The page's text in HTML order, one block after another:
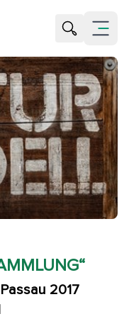
Suche
Menü
2017